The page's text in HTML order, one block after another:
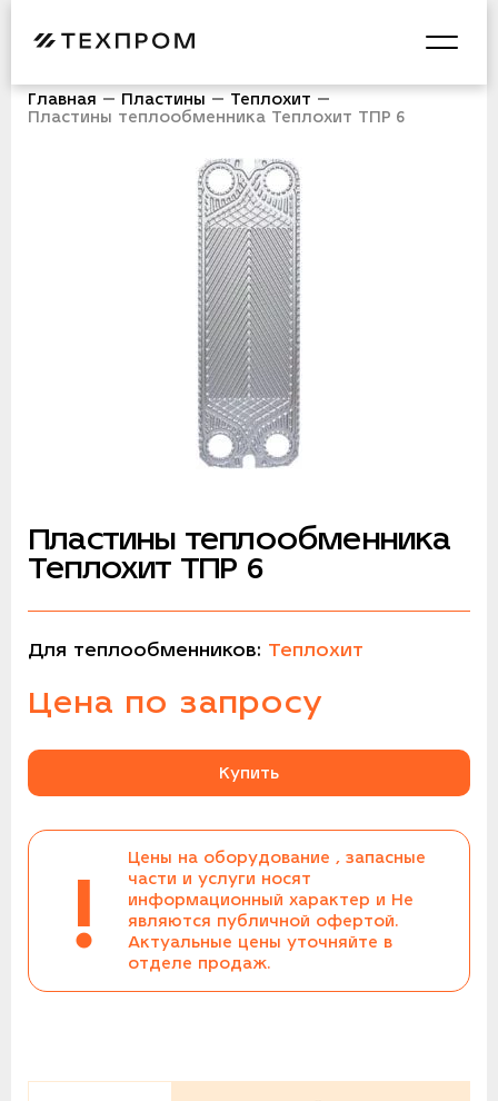
Главная Пластины
Теплохит
Пластины теплообменника Теплохит ТПР 6
Пластины теплообменника
Теплохит ТПР 6
Для теплообменников: Теплохит
Цена по запросу
Купить
!
Цены на оборудование , запасные
части и услуги носят
информационный характер и Не
являются публичной офертой.
Актуальные цены уточняйте в
отделе продаж.